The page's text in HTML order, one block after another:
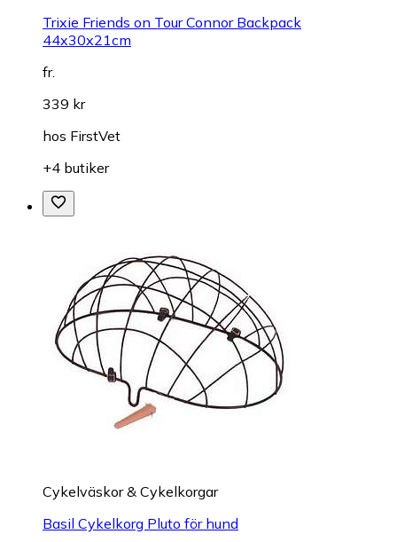
Trixie Friends on Tour Connor Backpack
44x30x21cm
fr.
339 kr
hos FirstVet
+4 butiker
Cykelväskor & Cykelkorgar
Basil Cykelkorg Pluto för hund